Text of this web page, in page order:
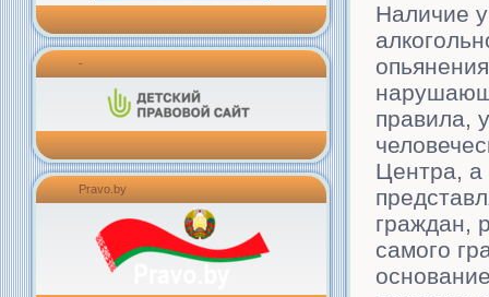
-
Pravo.by
Наличие
правила,
Центра, а
граждан,
самого